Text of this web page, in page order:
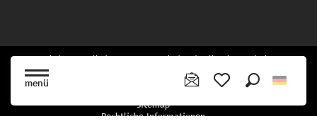
menü
Website erstellt in Zusammenarbeit mit allen bretonischen
Tourismuspartnern
Sitemap
Rechtliche Informationen